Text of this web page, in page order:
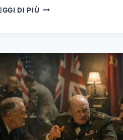
DI PIÙ STOKE
SPESSO
CONSIDERATA
LA
VERA
CHIUSURA
DELLA
GUERRA
DELLE